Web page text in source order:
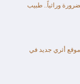
وراثياً.. طبيب
هيئة التراث توثق أكثر من 100 موقع أثري جديد في